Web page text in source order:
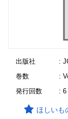
出版社
:
巻数
:
発行回数
: 6
ほしいも